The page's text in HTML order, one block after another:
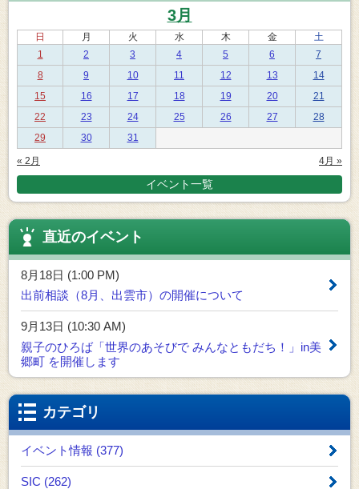
3月
日 月 火 水 木 金
土
1
2 3 4 5 6
7
8
9 10 11 12 13
14
15
16 17 18 19 20
21
22
23 24 25 26 27
28
29
30 31
« 2月 4月 »
イベント一覧
直近のイベント
8月18日 (1:00 PM)
出前相談（8月、出雲市）の開催について
9月13日 (10:30 AM)
親子のひろば「世界のあそびで みんなともだち！」in美
郷町 を開催します
カテゴリ
イベント情報 (377)
SIC (262)